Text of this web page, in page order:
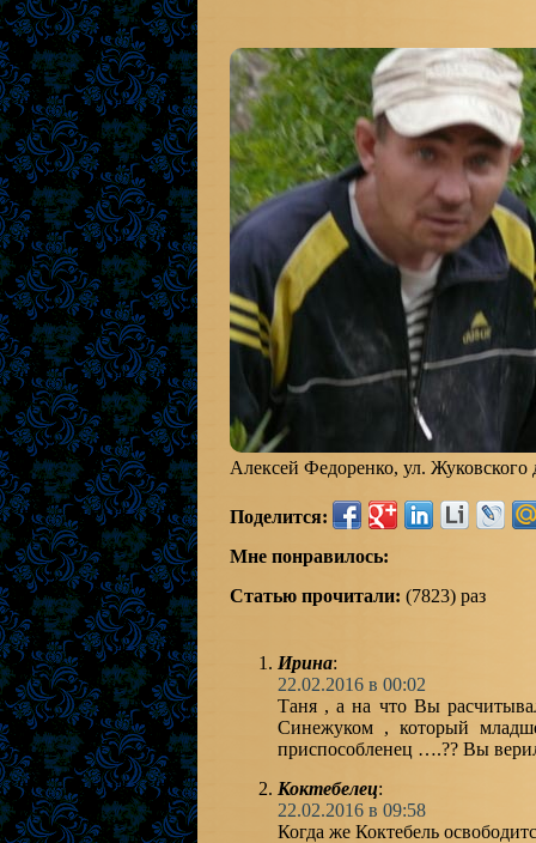
Алексей Федоренко, ул. Жуковского
Поделится:
Мне понравилось:
Статью прочитали: (7823) раз
Ирина:
22.02.2016 в 00:02
Таня , а на что Вы
Синежуком , который
приспособленец ….?? Вы
Коктебелец:
22.02.2016 в 09:58
Когда же Коктебель